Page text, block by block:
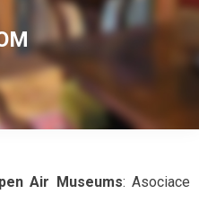
Air Museums: Asociace